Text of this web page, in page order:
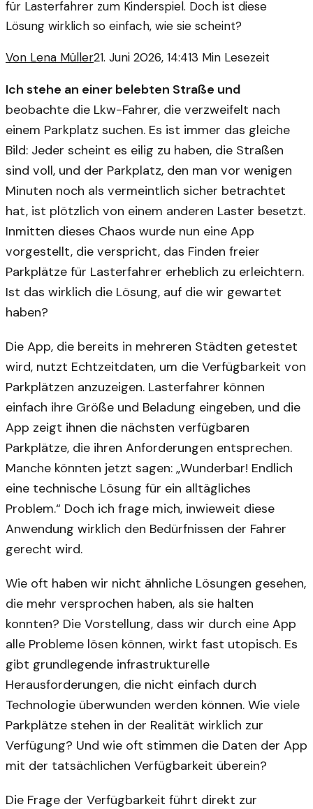
für Lasterfahrer zum Kinderspiel. Doch ist diese
Lösung wirklich so einfach, wie sie scheint?
Von Lena Müller21. Juni 2026, 14:413 Min Lesezeit
Ich stehe an einer belebten Straße und
beobachte die Lkw-Fahrer, die verzweifelt nach
einem Parkplatz suchen. Es ist immer das gleiche
Bild: Jeder scheint es eilig zu haben, die Straßen
sind voll, und der Parkplatz, den man vor wenigen
Minuten noch als vermeintlich sicher betrachtet
hat, ist plötzlich von einem anderen Laster besetzt.
Inmitten dieses Chaos wurde nun eine App
vorgestellt, die verspricht, das Finden freier
Parkplätze für Lasterfahrer erheblich zu erleichtern.
Ist das wirklich die Lösung, auf die wir gewartet
haben?
Die App, die bereits in mehreren Städten getestet
wird, nutzt Echtzeitdaten, um die Verfügbarkeit von
Parkplätzen anzuzeigen. Lasterfahrer können
einfach ihre Größe und Beladung eingeben, und die
App zeigt ihnen die nächsten verfügbaren
Parkplätze, die ihren Anforderungen entsprechen.
Manche könnten jetzt sagen: „Wunderbar! Endlich
eine technische Lösung für ein alltägliches
Problem.“ Doch ich frage mich, inwieweit diese
Anwendung wirklich den Bedürfnissen der Fahrer
gerecht wird.
Wie oft haben wir nicht ähnliche Lösungen gesehen,
die mehr versprochen haben, als sie halten
konnten? Die Vorstellung, dass wir durch eine App
alle Probleme lösen können, wirkt fast utopisch. Es
gibt grundlegende infrastrukturelle
Herausforderungen, die nicht einfach durch
Technologie überwunden werden können. Wie viele
Parkplätze stehen in der Realität wirklich zur
Verfügung? Und wie oft stimmen die Daten der App
mit der tatsächlichen Verfügbarkeit überein?
Die Frage der Verfügbarkeit führt direkt zur